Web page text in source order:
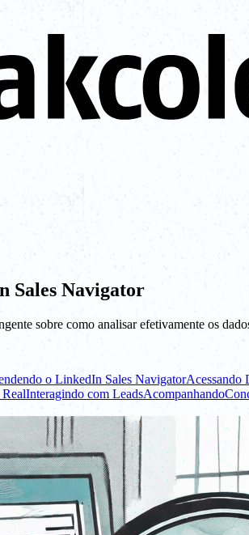
Sales Navigator
sobre como analisar efetivamente os
o LinkedIn Sales NavigatorAcessando
Interagindo com LeadsAcompanhando